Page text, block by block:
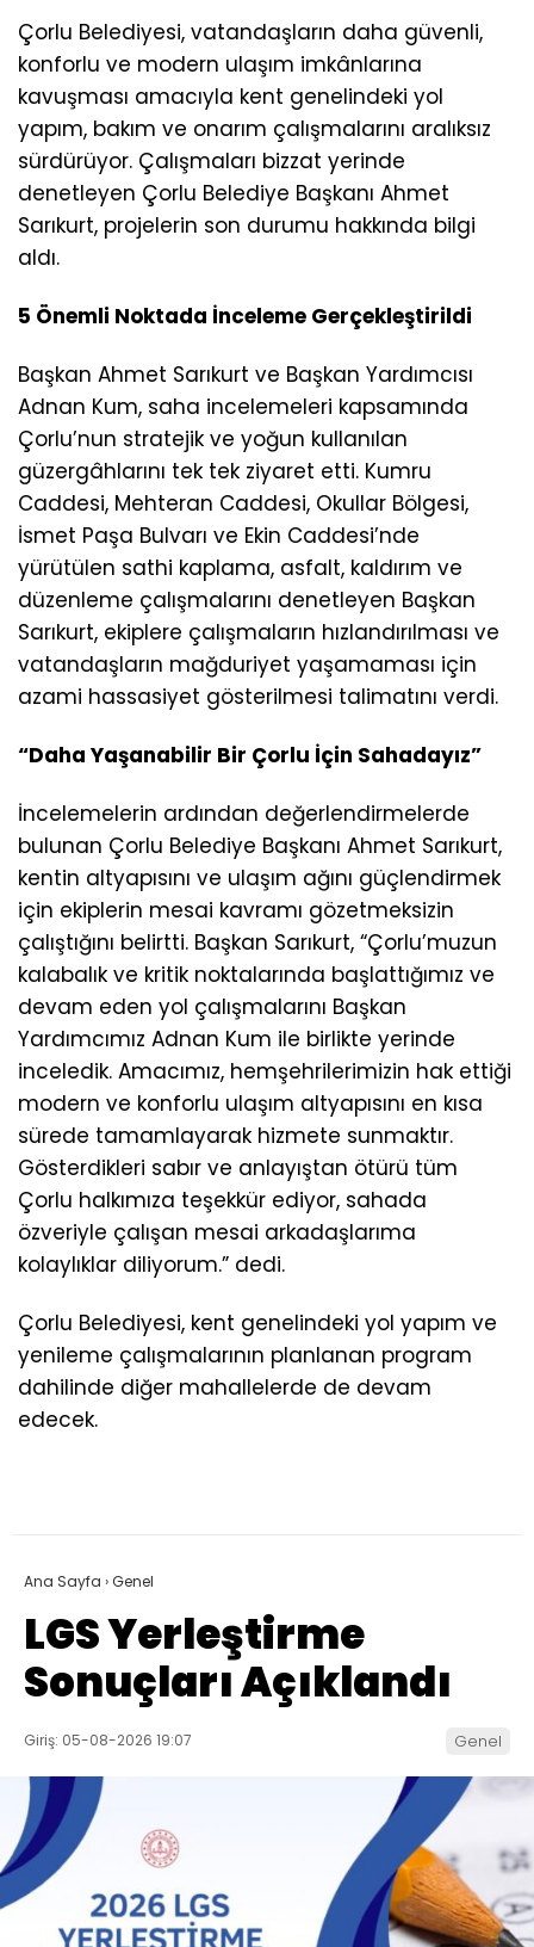
Çorlu Belediyesi, vatandaşların daha güvenli,
konforlu ve modern ulaşım imkânlarına
kavuşması amacıyla kent genelindeki yol
yapım, bakım ve onarım çalışmalarını aralıksız
sürdürüyor. Çalışmaları bizzat yerinde
denetleyen Çorlu Belediye Başkanı Ahmet
Sarıkurt, projelerin son durumu hakkında bilgi
aldı.
5 Önemli Noktada İnceleme Gerçekleştirildi
Başkan Ahmet Sarıkurt ve Başkan Yardımcısı
Adnan Kum, saha incelemeleri kapsamında
Çorlu’nun stratejik ve yoğun kullanılan
güzergâhlarını tek tek ziyaret etti. Kumru
Caddesi, Mehteran Caddesi, Okullar Bölgesi,
İsmet Paşa Bulvarı ve Ekin Caddesi’nde
yürütülen sathi kaplama, asfalt, kaldırım ve
düzenleme çalışmalarını denetleyen Başkan
Sarıkurt, ekiplere çalışmaların hızlandırılması ve
vatandaşların mağduriyet yaşamaması için
azami hassasiyet gösterilmesi talimatını verdi.
“Daha Yaşanabilir Bir Çorlu İçin Sahadayız”
İncelemelerin ardından değerlendirmelerde
bulunan Çorlu Belediye Başkanı Ahmet Sarıkurt,
kentin altyapısını ve ulaşım ağını güçlendirmek
için ekiplerin mesai kavramı gözetmeksizin
çalıştığını belirtti. Başkan Sarıkurt, “Çorlu’muzun
kalabalık ve kritik noktalarında başlattığımız ve
devam eden yol çalışmalarını Başkan
Yardımcımız Adnan Kum ile birlikte yerinde
inceledik. Amacımız, hemşehrilerimizin hak ettiği
modern ve konforlu ulaşım altyapısını en kısa
sürede tamamlayarak hizmete sunmaktır.
Gösterdikleri sabır ve anlayıştan ötürü tüm
Çorlu halkımıza teşekkür ediyor, sahada
özveriyle çalışan mesai arkadaşlarıma
kolaylıklar diliyorum.” dedi.
Çorlu Belediyesi, kent genelindeki yol yapım ve
yenileme çalışmalarının planlanan program
dahilinde diğer mahallelerde de devam
edecek.
Ana Sayfa ›Genel
LGS Yerleştirme
Sonuçları Açıklandı
Giriş: 05-08-2026 19:07 Genel